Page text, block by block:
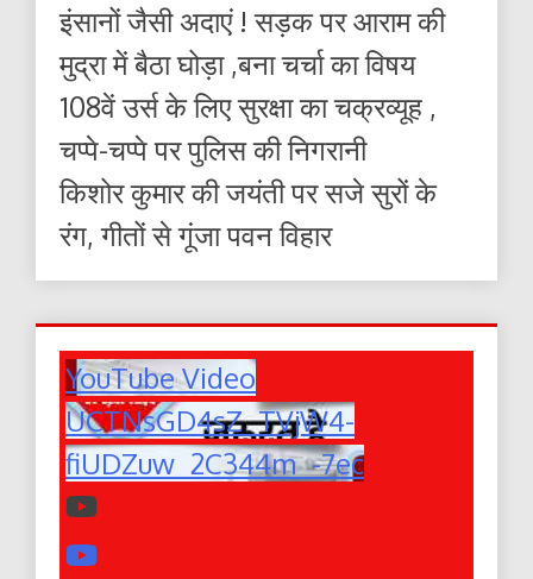
इंसानों जैसी अदाएं ! सड़क पर आराम की
मुद्रा में बैठा घोड़ा ,बना चर्चा का विषय
108वें उर्स के लिए सुरक्षा का चक्रव्यूह ,
चप्पे-चप्पे पर पुलिस की निगरानी
किशोर कुमार की जयंती पर सजे सुरों के
रंग, गीतों से गूंजा पवन विहार
YouTube Video
UCTNsGD4sZ_TVjW4-
fiUDZuw_2C344m_-7ec